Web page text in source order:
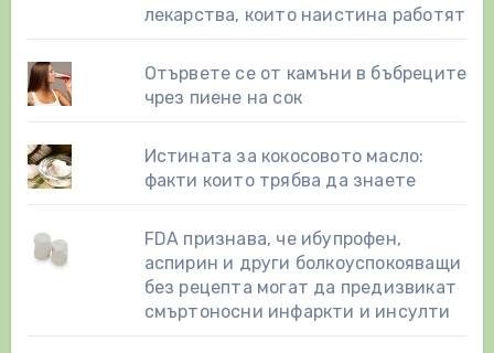
лекарства, които наистина работят
Отървете се от камъни в бъбреците
чрез пиене на сок
Истината за кокосовото масло:
факти които трябва да знаете
FDA признава, че ибупрофен,
аспирин и други болкоуспокояващи
без рецепта могат да предизвикат
смъртоносни инфаркти и инсулти